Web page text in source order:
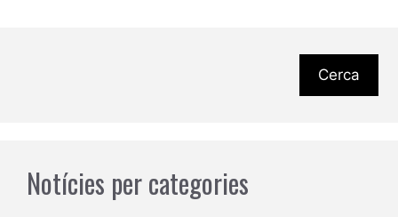
Cerca
Notícies per categories